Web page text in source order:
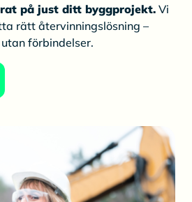
på just ditt byggprojekt. Vi
rätt återvinningslösning –
förbindelser.